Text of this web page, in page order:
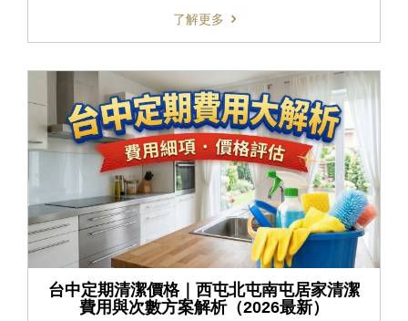
了解更多
台中定期清潔價格｜西屯北屯南屯居家清潔
費用與次數方案解析（2026最新）